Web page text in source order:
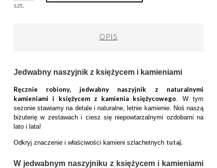
szt.
OPIS
Jedwabny naszyjnik z księżycem i kamieniami
Ręcznie robiony, jedwabny naszyjnik z naturalnymi
kamieniami i księżycem z kamienia księżycowego. W tym
sezonie stawiamy na detale i naturalne, letnie kamienie. Noś naszą
biżuterię w zestawach i ciesz się niepowtarzalnymi ozdobami na
lato i lata!
Odkryj znaczenie i właściwości kamieni szlachetnych tutaj.
W jedwabnym naszyjniku z księżycem i kamieniami